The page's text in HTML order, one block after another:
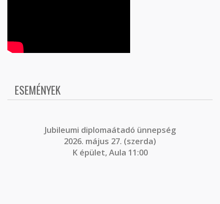
ESEMÉNYEK
Jubileumi diplomaátadó ünnepség
2026. május 27. (szerda)
K épület, Aula 11:00